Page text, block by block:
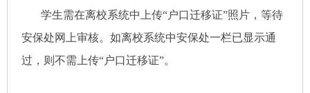
学生需在离校系统中上传“户口迁移证”照片，等待
安保处网上审核。如离校系统中安保处一栏已显示通
过，则不需上传“户口迁移证”。